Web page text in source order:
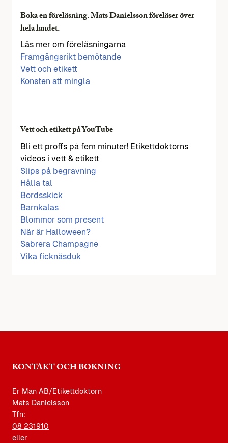
Boka en föreläsning. Mats Danielsson föreläser över
hela landet.
Läs mer om föreläsningarna
Framgångsrikt bemötande
Vett och etikett
Konsten att mingla
Vett och etikett på YouTube
Bli ett proffs på fem minuter! Etikettdoktorns
videos i vett & etikett
Slips på begravning
Hålla tal
Bordsskick
Barnkalas
Blommor som present
När är Halloween?
Sabrera Champagne
Vika ficknäsduk
KONTAKT OCH BOKNING
Er Man AB/Etikettdoktorn
Mats Danielsson
Tfn:
08 231910
eller